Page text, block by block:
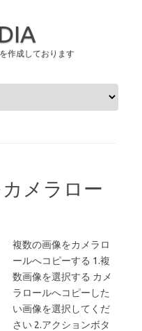
作成しております
カメラロー
複数の画像をカメラロ
ールへコピーする 1.複
数画像を選択する カメ
ラロールへコピーした
い画像を選択してくだ
さい 2.アクションボタ